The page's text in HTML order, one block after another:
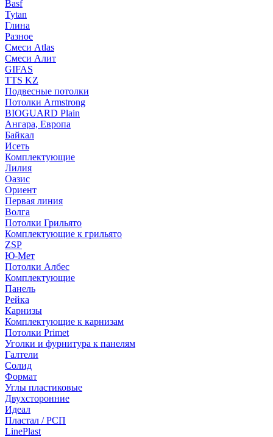
Basf
Tytan
Глина
Разное
Смеси Atlas
Смеси Алит
GIFAS
TTS KZ
Подвесные потолки
Потолки Armstrong
BIOGUARD Plain
Ангара, Европа
Байкал
Исеть
Комплектующие
Лилия
Оазис
Ориент
Первая линия
Волга
Потолки Грильято
Комплектующие к грильято
ZSP
Ю-Мет
Потолки Албес
Комплектующие
Панель
Рейка
Карнизы
Комплектующие к карнизам
Потолки Primet
Уголки и фурнитура к панелям
Галтели
Солид
Формат
Углы пластиковые
Двухсторонние
Идеал
Пластал / РСП
LinePlast